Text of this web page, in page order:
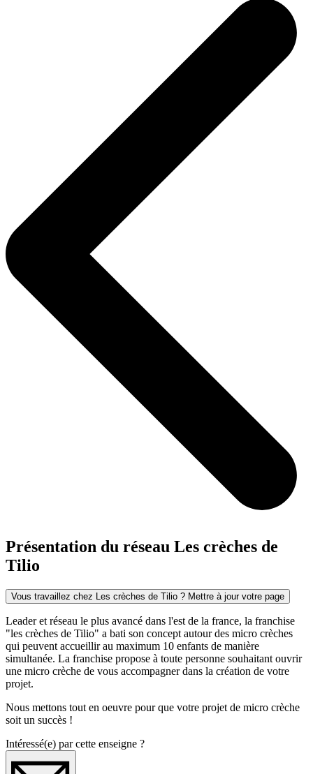
Présentation du réseau Les crèches de
Tilio
Vous travaillez chez Les crèches de Tilio ? Mettre à jour votre page
Leader et réseau le plus avancé dans l'est de la france, la franchise
"les crèches de Tilio" a bati son concept autour des micro crèches
qui peuvent accueillir au maximum 10 enfants de manière
simultanée. La franchise propose à toute personne souhaitant ouvrir
une micro crèche de vous accompagner dans la création de votre
projet.
Nous mettons tout en oeuvre pour que votre projet de micro crèche
soit un succès !
Intéressé(e) par cette enseigne ?